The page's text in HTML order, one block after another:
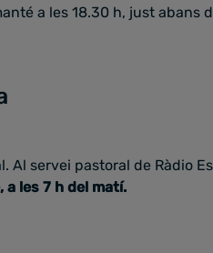
a les 18.30 h, just abans
servei pastoral de Ràdio
les 7 h del matí.